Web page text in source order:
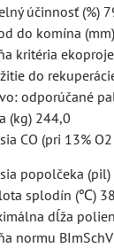
účinnosť (%)
do komína
kritéria
do
odporúčané
(kg) 244,0
CO (pri 13%
popolčeka
splodín (℃)
dĺža
normu